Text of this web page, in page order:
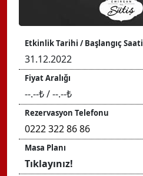
Etkinlik Tarihi / Başlangıç Saati
31.12.2022
Fiyat Aralığı
--.--₺ / --.--₺
Rezervasyon Telefonu
0222 322 86 86
Masa Planı
Tıklayınız!